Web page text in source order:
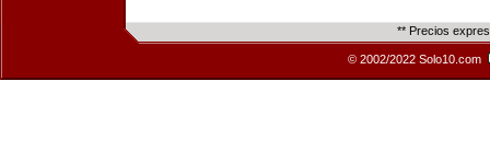
** Precios
© 2002/2022 Solo10.com